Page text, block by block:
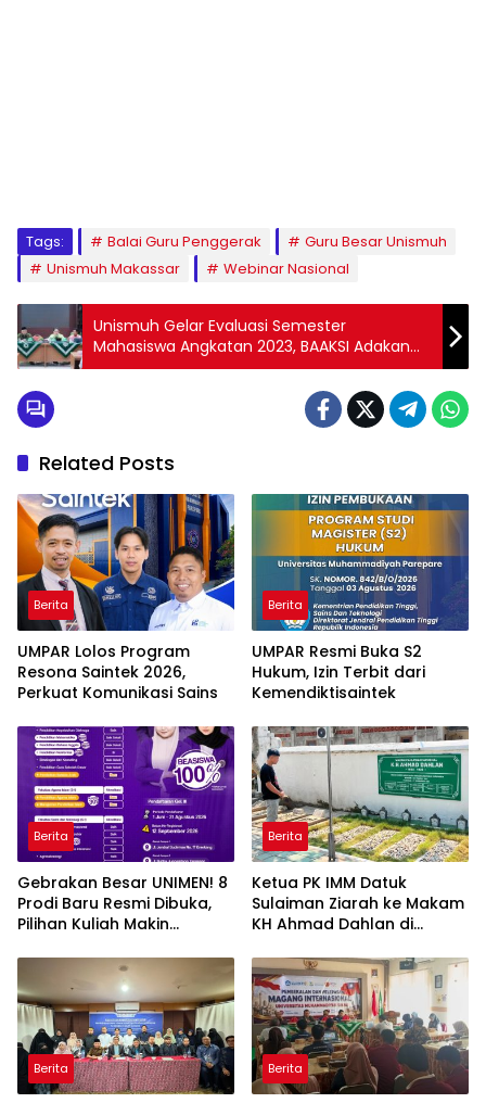
Tags: Balai Guru Penggerak
Guru Besar Unismuh
Unismuh Makassar
Webinar Nasional
Unismuh Gelar Evaluasi Semester
Mahasiswa Angkatan 2023, BAAKSI Adakan
Pertemuan dengan Pimpinan Fakultas
Related Posts
Berita
UMPAR Lolos Program
Resona Saintek 2026,
Perkuat Komunikasi Sains
Berita
UMPAR Resmi Buka S2
Hukum, Izin Terbit dari
Kemendiktisaintek
Berita
Gebrakan Besar UNIMEN! 8
Prodi Baru Resmi Dibuka,
Pilihan Kuliah Makin
Berita
Ketua PK IMM Datuk
Sulaiman Ziarah ke Makam
KH Ahmad Dahlan di
Berita Berita